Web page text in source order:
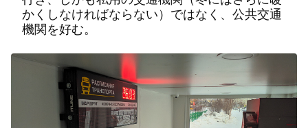
かくしなければならない）ではなく、公共交通
機関を好む。